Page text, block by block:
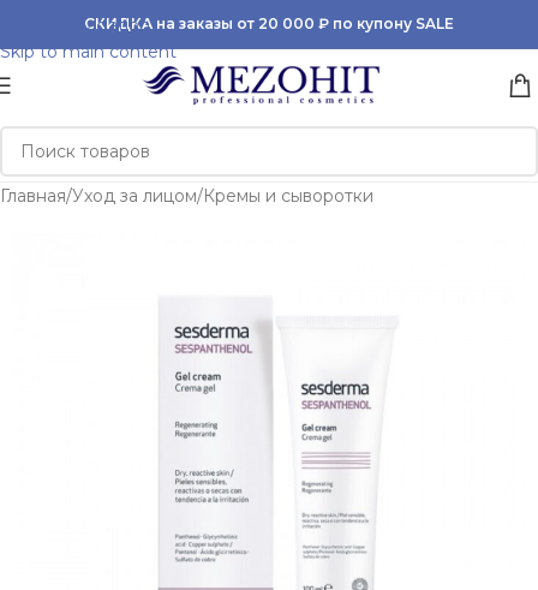
Skip to navigation
Skip to main content
СКИДКА на заказы от 20 000 ₽ по купону SALE
Главная/Уход за лицом/Кремы и сыворотки